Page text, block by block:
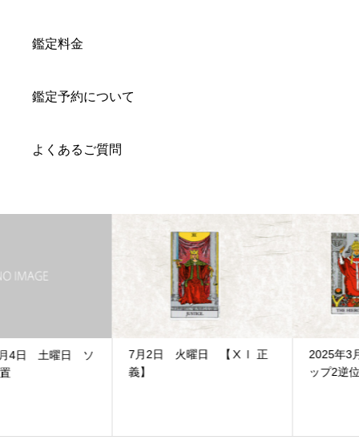
鑑定料金
鑑定予約について
よくあるご質問
7月2日 火曜日 【ⅩⅠ 正
2025年3月1日 土曜日 カ